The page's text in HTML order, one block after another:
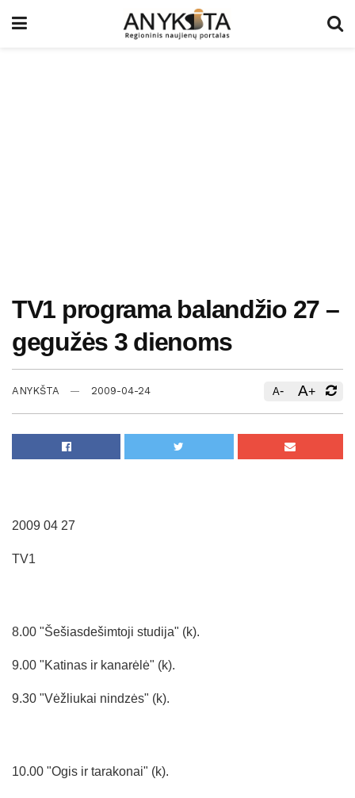
TV1 programa balandžio 27 –
gegužės 3 dienoms
ANYKŠTA 2009-04-24 A- A+
2009 04 27
TV1
8.00 "Šešiasdešimtoji studija" (k).
9.00 "Katinas ir kanarėlė" (k).
9.30 "Vėžliukai nindzės" (k).
10.00 "Ogis ir tarakonai" (k).